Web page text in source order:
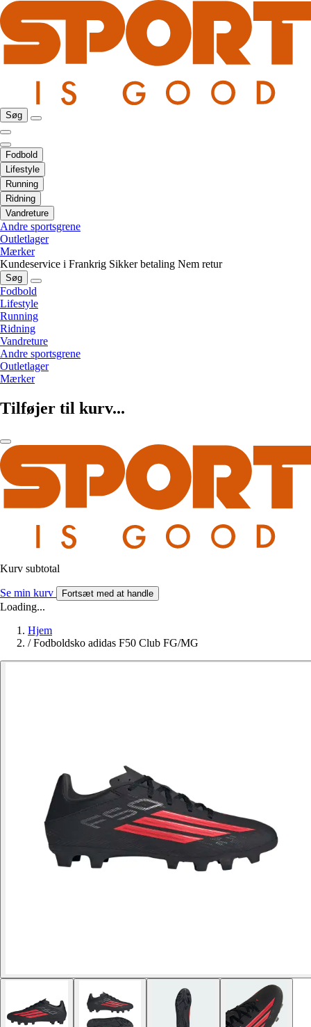
Søg
Fodbold
Lifestyle
Running
Ridning
Vandreture
Andre sportsgrene
Outletlager
Mærker
Kundeservice i Frankrig Sikker betaling Nem retur
Søg
Fodbold
Lifestyle
Running
Ridning
Vandreture
Andre sportsgrene
Outletlager
Mærker
Tilføjer til kurv...
Kurv subtotal
Se min kurv Fortsæt med at handle
Loading...
Hjem
/ Fodboldsko adidas F50 Club FG/MG